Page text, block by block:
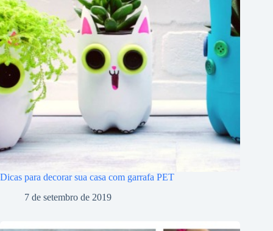
Dicas para decorar sua casa com garrafa PET
7 de setembro de 2019